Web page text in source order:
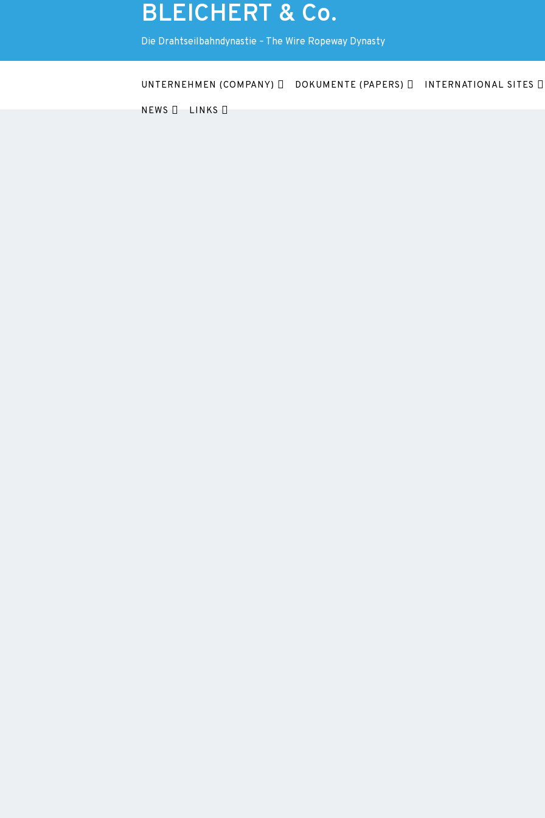
BLEICHERT & Co.
Die Drahtseilbahndynastie – The Wire Ropeway Dynasty
UNTERNEHMEN (COMPANY) DOKUMENTE (PAPERS) INTERNATIONAL SITES
NEWS LINKS